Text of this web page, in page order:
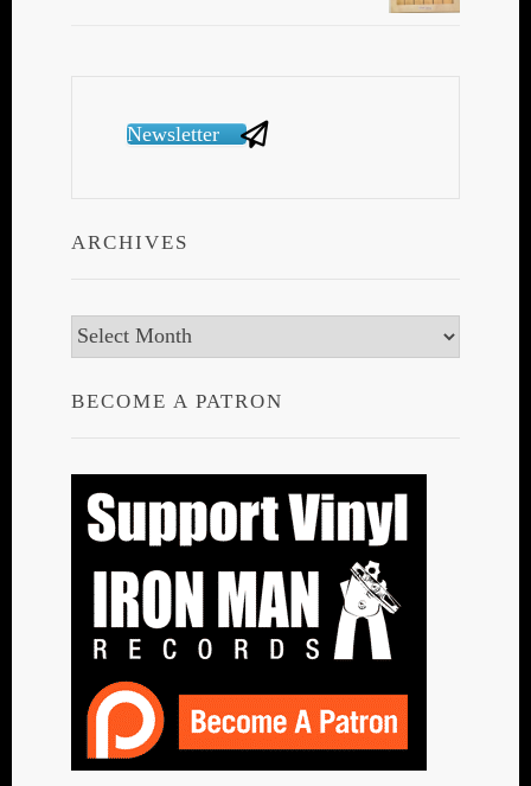
Newsletter
ARCHIVES
Archives
BECOME A PATRON